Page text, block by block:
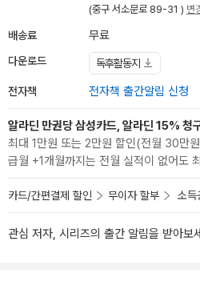
(중구 서소문로 89-31 ) 변
배송료 무료
다운로드 독후활동지
전자책 전자책 출간알림 신청
알라딘 만권당 삼성카드, 알라딘 15% 청
최대 1만원 또는 2만원 할인(전월 30만
급월 +1개월까지는 전월 실적이 없어도
카드/간편결제 할인 무이자 할부 소
관심 저자, 시리즈의 출간 알림을 받아보